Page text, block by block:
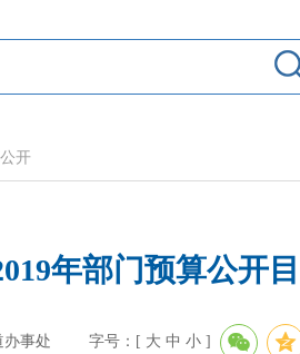
开
年部门预算公开
办事处 字号：[ 大 中 小 ]